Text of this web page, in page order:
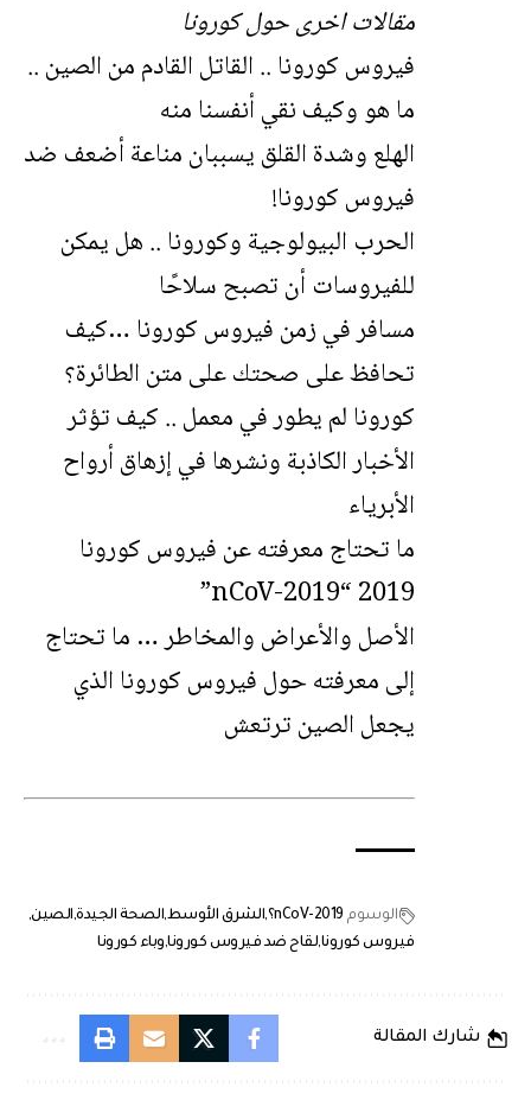
مقالات اخرى حول كورونا
فيروس كورونا .. القاتل القادم من الصين ..
ما هو وكيف نقي أنفسنا منه
الهلع وشدة القلق يسببان مناعة أضعف ضد
فيروس كورونا!
الحرب البيولوجية وكورونا .. هل يمكن
للفيروسات أن تصبح سلاحًا
مسافر في زمن فيروس كورونا …كيف
تحافظ على صحتك على متن الطائرة؟
كورونا لم يطور في معمل .. كيف تؤثر
الأخبار الكاذبة ونشرها في إزهاق أرواح
الأبرياء
ما تحتاج معرفته عن فيروس كورونا
2019 “2019-nCoV”
الأصل والأعراض والمخاطر … ما تحتاج
إلى معرفته حول فيروس كورونا الذي
يجعل الصين ترتعش
الوسوم 2019-nCoV؟ الشرق الأوسطالصحة الجيدة الصين
فيروس كورونالقاح ضد فيروس كورونا وباء كورونا
شارك المقالة